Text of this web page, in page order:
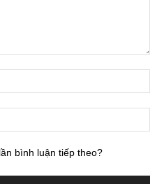
bình luận tiếp theo?